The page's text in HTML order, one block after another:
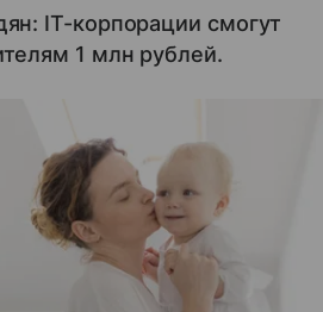
IT-корпорации смогут
1 млн рублей.